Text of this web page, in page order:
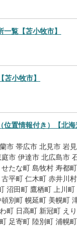
覧【苫小牧市】
小牧市】
位置情報付き）【北海
市 帯広市 北見市 岩
庭市 伊達市 北広島市
せたな町 島牧村 寿都町
古平町 仁木町 赤井川村
沼田町 鷹栖町
上川町
頓別町 幌延町 美幌町
町 日高町 新冠町 え
足寄町 陸別町 浦幌町